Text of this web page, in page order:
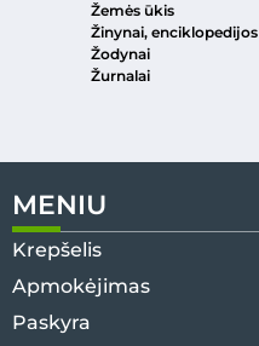
Žemės ūkis
Žinynai, enciklopedijos
Žodynai
Žurnalai
MENIU
Krepšelis
Apmokėjimas
Paskyra